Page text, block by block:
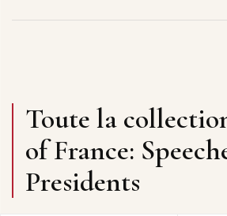
Toute la
of France:
Presidents